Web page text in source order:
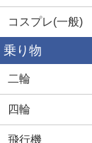
コスプレ(一般)
乗り物
二輪
四輪
飛行機